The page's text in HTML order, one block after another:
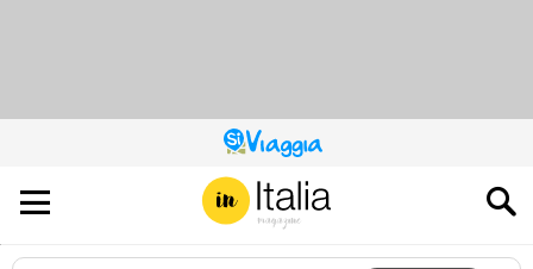
QUESTO
SITO
CONTRIBUISCE
ALL’AUDIENCE
DI